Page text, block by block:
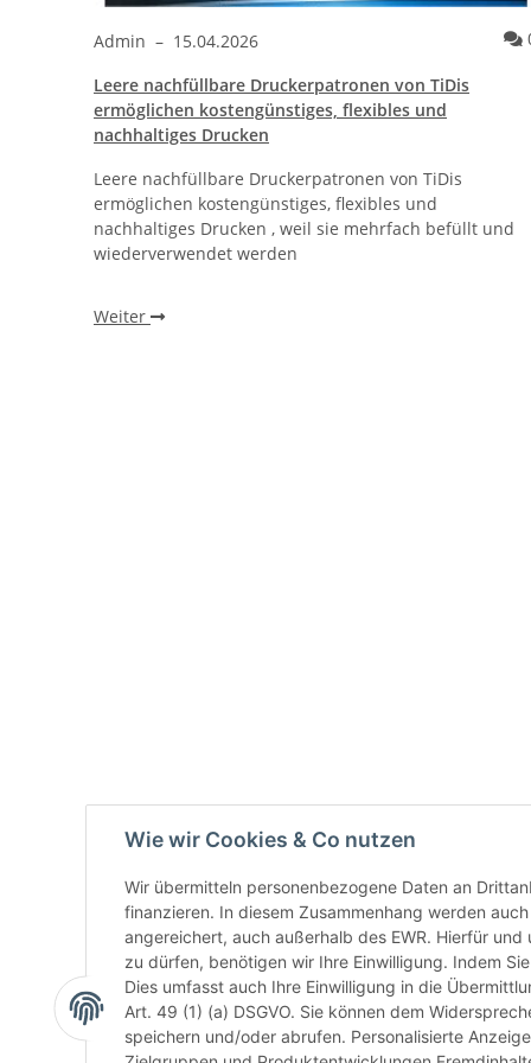
Kommentare
Admin – 15.04.2026
Leere nachfüllbare Druckerpatronen von TiDis
ermöglichen kostengünstiges, flexibles und
nachhaltiges Drucken
Leere nachfüllbare Druckerpatronen von TiDis
ermöglichen kostengünstiges, flexibles und
nachhaltiges Drucken , weil sie mehrfach befüllt und
wiederverwendet werden
Weiter
Wie wir Cookies & Co nutzen
Wir übermitteln personenbezogene Daten an
finanzieren. In diesem Zusammenhang werden
angereichert, auch außerhalb des EWR. Hierfür
zu dürfen, benötigen wir Ihre Einwilligung. Indem
Dies umfasst auch Ihre Einwilligung in die
Art. 49 (1) (a) DSGVO. Sie können dem
speichern und/oder abrufen. Personalisierte